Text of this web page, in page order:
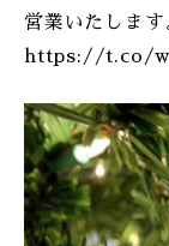
営業いたします
https://t.co/